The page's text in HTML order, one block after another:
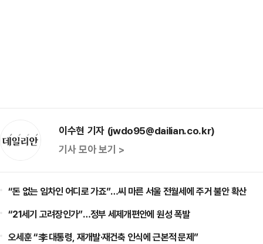
이수현 기자 (jwdo95@dailian.co.kr)
기사 모아 보기 >
“돈 없는 임차인 어디로 가죠”…씨 마른 서울 전월세에 주거 불안 확산
“21세기 고려장인가”…정부 세제개편안에 원성 폭발
오세훈 “李 대통령, 재개발·재건축 인식에 근본적 문제”